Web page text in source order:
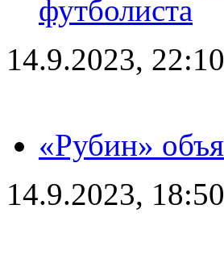
футболиста
14.9.2023, 22:10
«Рубин»
14.9.2023, 18:50